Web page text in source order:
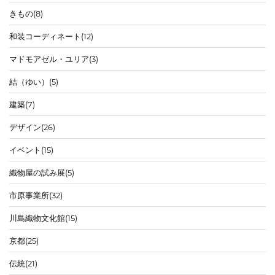
きもの(8)
和装コーディネート (12)
マドモアゼル・ユリア(3)
結（ゆい） (5)
建築(7)
デザイン(26)
イベント (15)
織物屋の試み展(5)
市原事業所(32)
川島織物文化館(15)
京都(25)
伝統(21)